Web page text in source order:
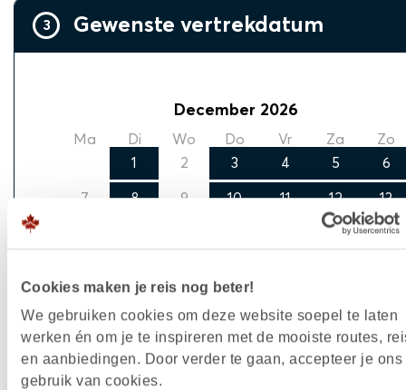
Cookies maken je reis nog beter!
We gebruiken cookies om deze website soepel te laten
werken én om je te inspireren met de mooiste routes,
en aanbiedingen. Door verder te gaan, accepteer je ons
gebruik van cookies.
3 Gewenste vertrekdatum
December 2026
Ma Di Wo Do Vr Za
Zo
1
2 3 4 5 6
7 8 9 10 11 12 13
20